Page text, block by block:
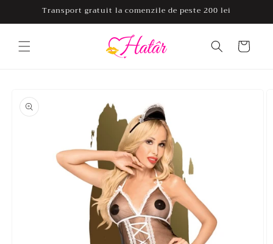
Salt laTransport gratuit la comenzile de peste 200 lei
Coș
despre
produs